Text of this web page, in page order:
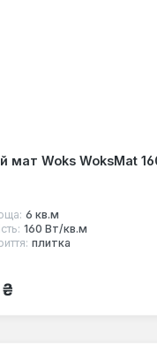
мат Woks WoksMat
6 кв.м
160 Вт/кв.м
плитка